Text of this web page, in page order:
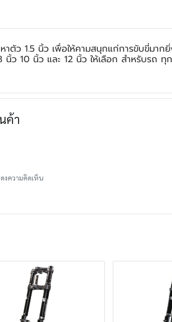
าตัว 1.5 นิ้ว เพื่อให้คามสนุกแก่การขับขี่มาก
10 นิ้ว และ 12 นิ้ว ให้เลือก สำหรับรถ ทุ
ค้า
งความคิดเห็น